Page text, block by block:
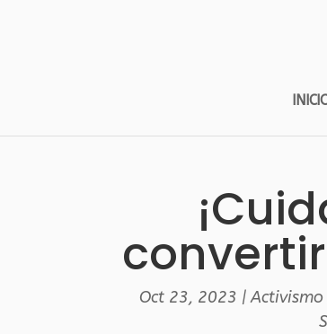
Oct 23, 2023 |